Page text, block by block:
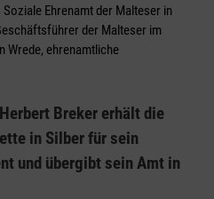
Ehrenamt der Malteser in
der Malteser im
Wrede, ehrenamtliche
Breker erhält die
in Silber für sein
und übergibt sein Amt in